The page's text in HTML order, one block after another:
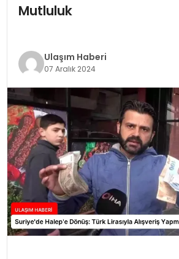
TEKNOLOJI
SAĞLIK
YAŞAM
Mutluluk
Ulaşım Haberi
07 Aralık 2024